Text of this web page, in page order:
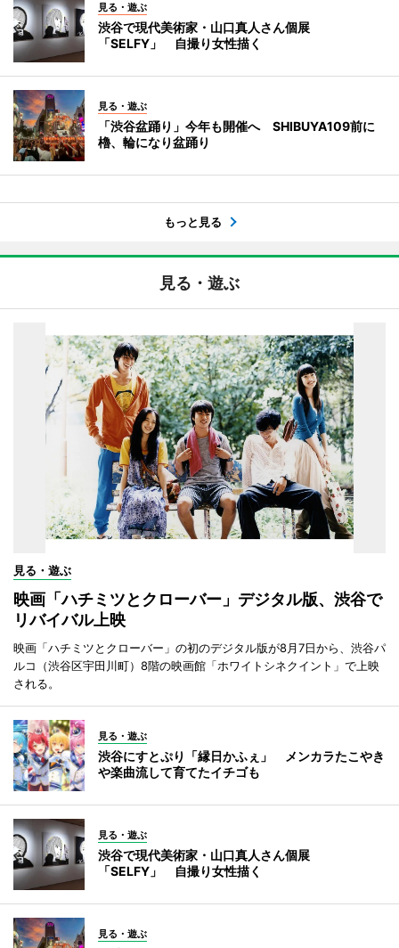
見る・遊ぶ
渋谷で現代美術家・山口真人さん個展
「SELFY」 自撮り女性描く
見る・遊ぶ
「渋谷盆踊り」今年も開催へ SHIBUYA109前に
櫓、輪になり盆踊り
もっと見る
見る・遊ぶ
見る・遊ぶ
映画「ハチミツとクローバー」デジタル版、渋谷で
リバイバル上映
映画「ハチミツとクローバー」の初のデジタル版が8月7日から、渋谷パ
ルコ（渋谷区宇田川町）8階の映画館「ホワイトシネクイント」で上映
される。
見る・遊ぶ
渋谷にすとぷり「縁日かふぇ」 メンカラたこやき
や楽曲流して育てたイチゴも
見る・遊ぶ
渋谷で現代美術家・山口真人さん個展
「SELFY」 自撮り女性描く
見る・遊ぶ